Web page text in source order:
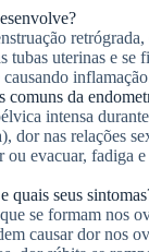
tubas uterinas e se
comuns da
intensa
dor nas relações
evacuar, fadiga e
quais seus
se formam nos
causar dor nos